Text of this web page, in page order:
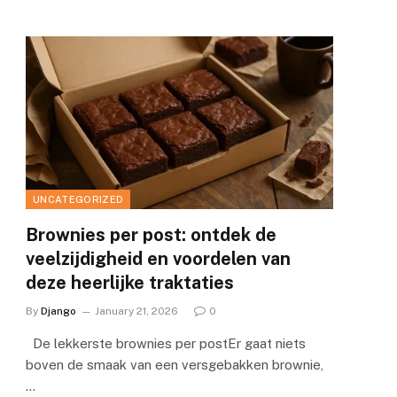
UNCATEGORIZED
Brownies per post: ontdek de
veelzijdigheid en voordelen van
deze heerlijke traktaties
By Django January 21, 2026 0
De lekkerste brownies per postEr gaat niets
boven de smaak van een versgebakken brownie,
…